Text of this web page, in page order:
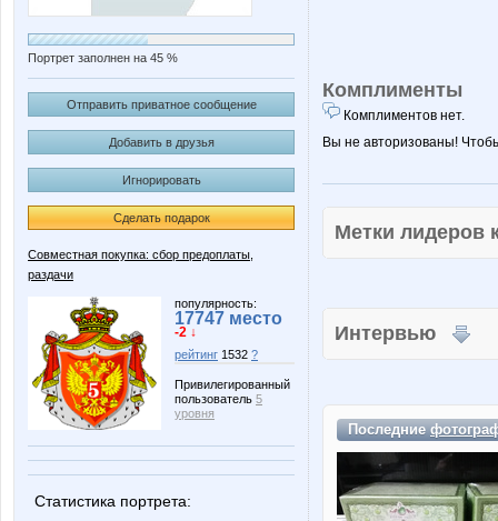
Портрет заполнен на 45 %
Отправить приватное сообщение
Добавить в друзья
Игнорировать
Сделать подарок
Совместная покупка: сбор предоплаты,
раздачи
популярность:
17747 место
-2 ↓
рейтинг 1532 ?
Привилегированный
пользователь 5
уровня
Статистика портрета:
Комплименты
Комплиментов нет.
Вы не авторизованы!
Метки
Интервью
Последние